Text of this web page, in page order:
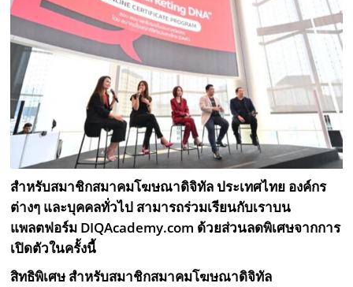
สำหรับสมาชิกสมาคมโฆษณาดิจิทัล ประเทศไทย องค์กร
ต่างๆ และบุคคลทั่วไป สามารถร่วมเรียนกับเราบน
แพลตฟอร์ม DIQAcademy.com ด้วยส่วนลดพิเศษจากการ
เปิดตัวในครั้งนี้
สิทธิพิเศษ สำหรับสมาชิกสมาคมโฆษณาดิจิทัล